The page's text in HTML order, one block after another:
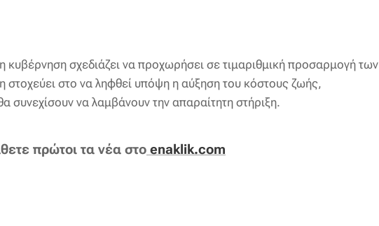
σχεδιάζει να προχωρήσει σε τιμαριθμική προσαρμογή των
στοχεύει στο να ληφθεί υπόψη η αύξηση του κόστους ζωής,
συνεχίσουν να λαμβάνουν την απαραίτητη στήριξη.
πρώτοι τα νέα στο enaklik.com